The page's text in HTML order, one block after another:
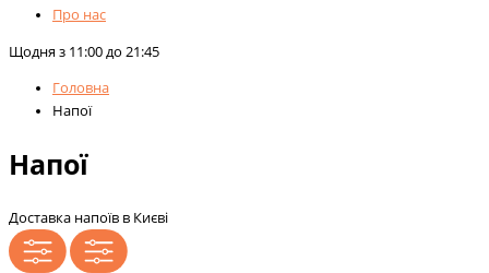
Про нас
Щодня з 11:00 до 21:45
Головна
Напої
Напої
Доставка напоїв в Києві